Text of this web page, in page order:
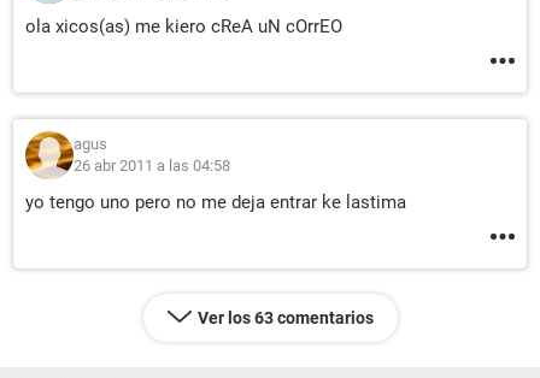
ola xicos(as) me kiero cReA uN cOrrEO
agus
26 abr 2011 a las 04:58
yo tengo uno pero no me deja entrar ke lastima
Ver los 63 comentarios